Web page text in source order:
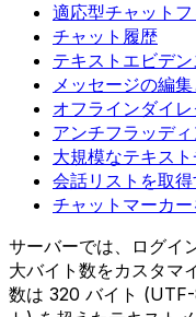
適応型チャット
チャット履歴
テキストエビデ
メッセージの編
オフラインダイ
アンチフラッデ
大規模なテキス
会話リストを取得
チャットマーカ
サーバーでは、ログイ
大バイト数をカスタマ
数は 320 バイト